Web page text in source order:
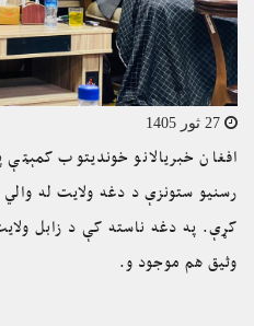
افغان خبریالانو خوندیتوب
رسنیو ستونزې د دغه ولايت له
کړې. په دغه ناسته کې د زابل
وثیق هم موجود و.